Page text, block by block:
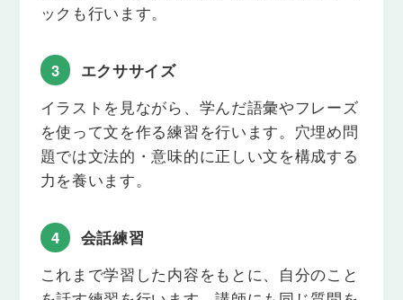
Lesson 16
「新しい友達」をテーマに語彙・フレーズを
学習し、それらを使って講師と会話の練習を
Lesson 17
スポーツ２
「スポーツ」をテーマに語彙・フレーズを学
習し、それらを使って講師と会話の練習を行
Lesson 18
「感情」をテーマに語彙・フレーズを学習
し、それらを使って講師と会話の練習を行い
ックも行います。
3
エクササイズ
イラストを見ながら、学んだ語彙やフレーズ
を使って文を作る練習を行います。穴埋め問
題では文法的・意味的に正しい文を構成する
力を養います。
4
会話練習
これまで学習した内容をもとに、自分のこと